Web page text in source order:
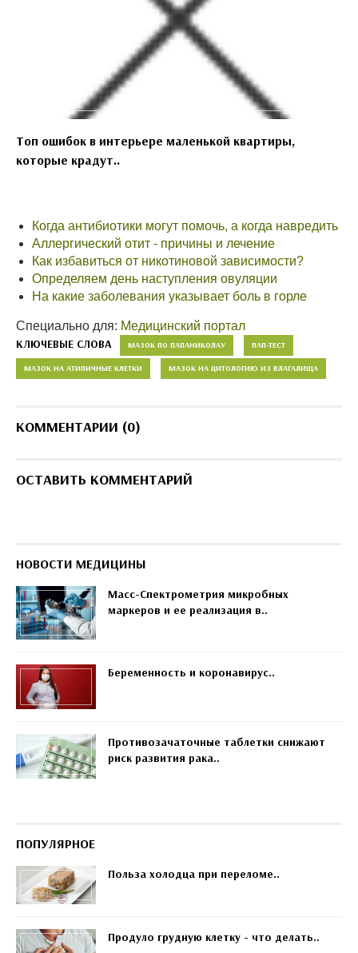
Топ ошибок в интерьере маленькой квартиры,
которые крадут..
Когда антибиотики могут помочь, а когда навредить
Аллергический отит - причины и лечение
Как избавиться от никотиновой зависимости?
Определяем день наступления овуляции
На какие заболевания указывает боль в горле
Специально для: Медицинский портал
КЛЮЧЕВЫЕ СЛОВА МАЗОК ПО ПАПАНИКОЛАУ ПАП-ТЕСТ
МАЗОК НА АТИПИЧНЫЕ КЛЕТКИ МАЗОК НА ЦИТОЛОГИЮ ИЗ ВЛАГАЛИЩА
КОММЕНТАРИИ (0)
ОСТАВИТЬ КОММЕНТАРИЙ
НОВОСТИ МЕДИЦИНЫ
Масс-Спектрометрия микробных
маркеров и ее реализация в..
Беременность и коронавирус..
Противозачаточные таблетки снижают
риск развития рака..
ПОПУЛЯРНОЕ
Польза холодца при переломе..
Продуло грудную клетку - что делать..